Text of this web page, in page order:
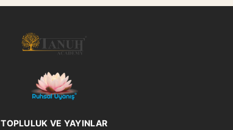
TOPLULUK VE YAYINLAR